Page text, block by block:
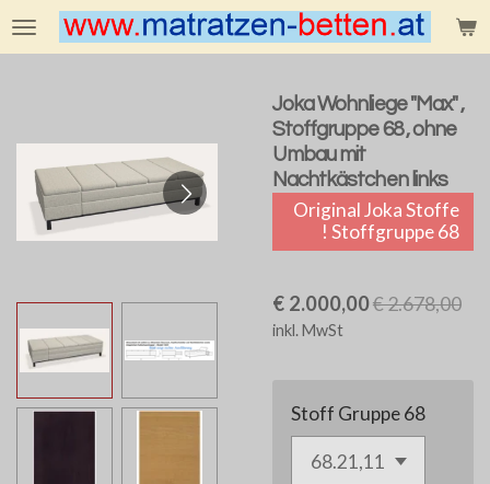
Zum
Hauptinhalt
Joka Wohnliege "Max" ,
Stoffgruppe 68 , ohne
Umbau mit
Nachtkästchen links
Original Joka Stoffe
! Stoffgruppe 68
€ 2.000,00€ 2.678,00
inkl. MwSt
Stoff Gruppe 68